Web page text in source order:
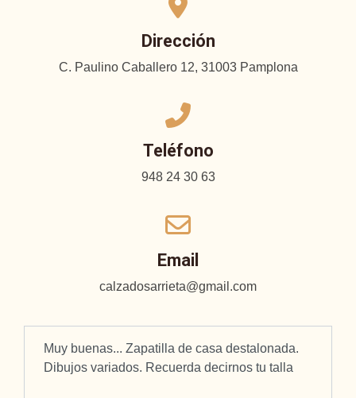
Dirección
C. Paulino Caballero 12, 31003 Pamplona
Teléfono
948 24 30 63
Email
calzadosarrieta@gmail.com